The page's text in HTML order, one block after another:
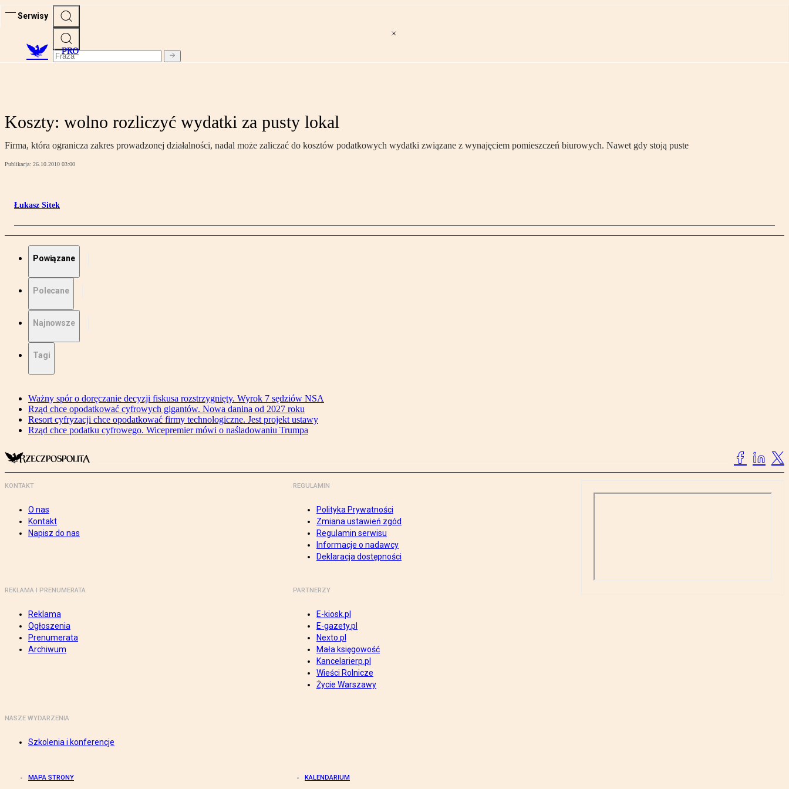
Serwisy
PRO
Koszty: wolno rozliczyć wydatki za pusty lokal
Firma, która ogranicza zakres prowadzonej działalności, nadal może zaliczać do kosztów podatkowych wydatki związane z wynajęciem pomieszczeń biurowych. Nawet gdy stoją puste
Publikacja: 26.10.2010 03:00
Łukasz Sitek
Powiązane
Polecane
Najnowsze
Tagi
Ważny spór o doręczanie decyzji fiskusa rozstrzygnięty. Wyrok 7 sędziów NSA
Rząd chce opodatkować cyfrowych gigantów. Nowa danina od 2027 roku
Resort cyfryzacji chce opodatkować firmy technologiczne. Jest projekt ustawy
Rząd chce podatku cyfrowego. Wicepremier mówi o naśladowaniu Trumpa
KONTAKT
O nas
Kontakt
Napisz do nas
REGULAMIN
Polityka Prywatności
Zmiana ustawień zgód
Regulamin serwisu
Informacje o nadawcy
Deklaracja dostępności
REKLAMA I PRENUMERATA
Reklama
Ogłoszenia
Prenumerata
Archiwum
PARTNERZY
E-kiosk.pl
E-gazety.pl
Nexto.pl
Mała księgowość
Kancelarierp.pl
Wieści Rolnicze
Życie Warszawy
NASZE WYDARZENIA
Szkolenia i konferencje
MAPA STRONY KALENDARIUM